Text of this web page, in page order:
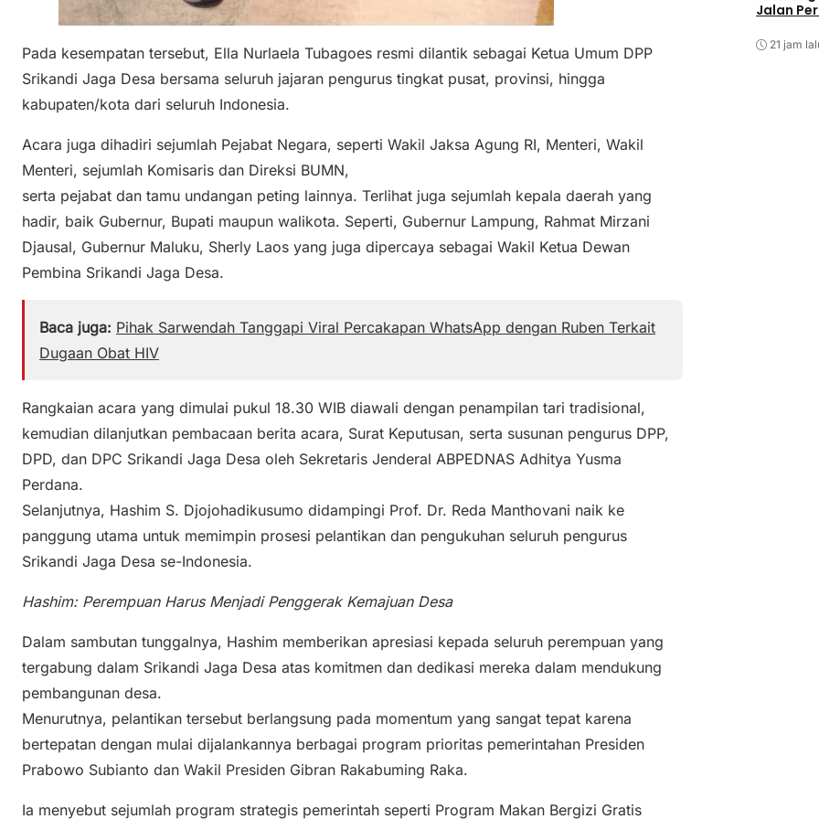
Pada kesempatan tersebut, Ella Nurlaela Tubagoes resmi dilantik sebagai Ketua Umum DPP
Srikandi Jaga Desa bersama seluruh jajaran pengurus tingkat pusat, provinsi, hingga
kabupaten/kota dari seluruh Indonesia.
Acara juga dihadiri sejumlah Pejabat Negara, seperti Wakil Jaksa Agung RI, Menteri, Wakil
Menteri, sejumlah Komisaris dan Direksi BUMN,
serta pejabat dan tamu undangan peting lainnya. Terlihat juga sejumlah kepala daerah yang
hadir, baik Gubernur, Bupati maupun walikota. Seperti, Gubernur Lampung, Rahmat Mirzani
Djausal, Gubernur Maluku, Sherly Laos yang juga dipercaya sebagai Wakil Ketua Dewan
Pembina Srikandi Jaga Desa.
Baca juga: Pihak Sarwendah Tanggapi Viral Percakapan WhatsApp dengan Ruben Terkait
Dugaan Obat HIV
Rangkaian acara yang dimulai pukul 18.30 WIB diawali dengan penampilan tari tradisional,
kemudian dilanjutkan pembacaan berita acara, Surat Keputusan, serta susunan pengurus DPP,
DPD, dan DPC Srikandi Jaga Desa oleh Sekretaris Jenderal ABPEDNAS Adhitya Yusma
Perdana.
Selanjutnya, Hashim S. Djojohadikusumo didampingi Prof. Dr. Reda Manthovani naik ke
panggung utama untuk memimpin prosesi pelantikan dan pengukuhan seluruh pengurus
Srikandi Jaga Desa se-Indonesia.
Hashim: Perempuan Harus Menjadi Penggerak Kemajuan Desa
Dalam sambutan tunggalnya, Hashim memberikan apresiasi kepada seluruh perempuan yang
tergabung dalam Srikandi Jaga Desa atas komitmen dan dedikasi mereka dalam mendukung
pembangunan desa.
Menurutnya, pelantikan tersebut berlangsung pada momentum yang sangat tepat karena
bertepatan dengan mulai dijalankannya berbagai program prioritas pemerintahan Presiden
Prabowo Subianto dan Wakil Presiden Gibran Rakabuming Raka.
Ia menyebut sejumlah program strategis pemerintah seperti Program Makan Bergizi Gratis
Jalan
21 jam